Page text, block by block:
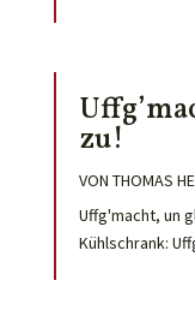
zu!
VON THOMAS
Uffg'macht, un
Kühlschrank: